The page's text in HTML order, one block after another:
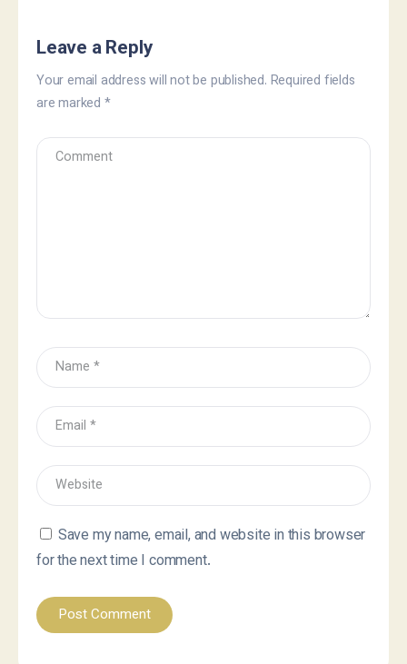
Leave a Reply
Your email address will not be published. Required fields
are marked *
Save my name, email, and website in this browser
for the next time I comment.